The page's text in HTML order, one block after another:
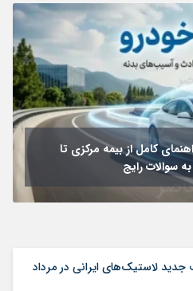
کامل از بیمه مرکزی تا
سوالات رایج
لاستیک‌های ایرانی در مرداد